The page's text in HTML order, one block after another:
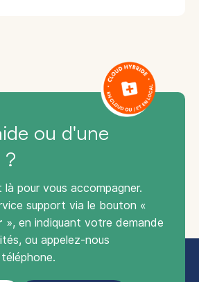
ou d'une
pour vous accompagner.
support via le bouton «
», en indiquant votre demande
ou appelez-nous